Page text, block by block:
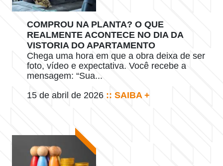
COMPROU NA PLANTA? O QUE
REALMENTE ACONTECE NO DIA DA
VISTORIA DO APARTAMENTO
Chega uma hora em que a obra deixa de ser
foto, vídeo e expectativa. Você recebe a
mensagem: “Sua...
15 de abril de 2026 :: SAIBA +